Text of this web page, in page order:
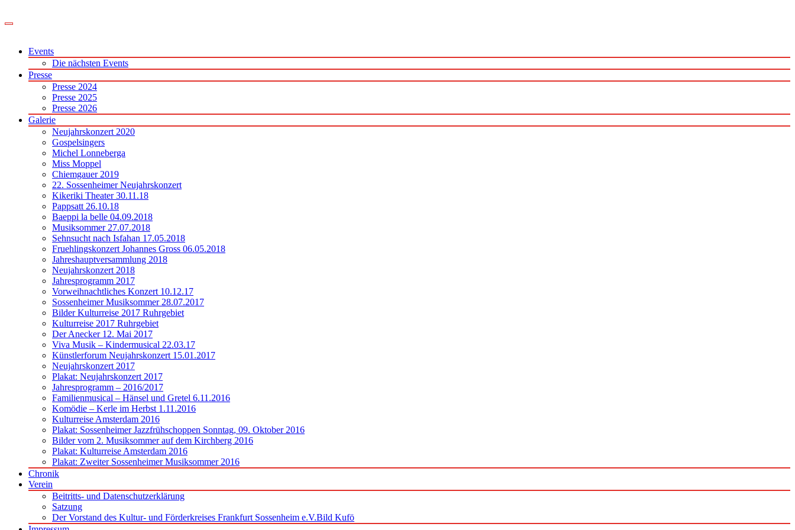
Events
Die nächsten Events
Presse
Presse 2024
Presse 2025
Presse 2026
Galerie
Neujahrskonzert 2020
Gospelsingers
Michel Lonneberga
Miss Moppel
Chiemgauer 2019
22. Sossenheimer Neujahrskonzert
Kikeriki Theater 30.11.18
Pappsatt 26.10.18
Baeppi la belle 04.09.2018
Musiksommer 27.07.2018
Sehnsucht nach Isfahan 17.05.2018
Fruehlingskonzert Johannes Gross 06.05.2018
Jahreshauptversammlung 2018
Neujahrskonzert 2018
Jahresprogramm 2017
Vorweihnachtliches Konzert 10.12.17
Sossenheimer Musiksommer 28.07.2017
Bilder Kulturreise 2017 Ruhrgebiet
Kulturreise 2017 Ruhrgebiet
Der Anecker 12. Mai 2017
Viva Musik – Kindermusical 22.03.17
Künstlerforum Neujahrskonzert 15.01.2017
Neujahrskonzert 2017
Plakat: Neujahrskonzert 2017
Jahresprogramm – 2016/2017
Familienmusical – Hänsel und Gretel 6.11.2016
Komödie – Kerle im Herbst 1.11.2016
Kulturreise Amsterdam 2016
Plakat: Sossenheimer Jazzfrühschoppen Sonntag, 09. Oktober 2016
Bilder vom 2. Musiksommer auf dem Kirchberg 2016
Plakat: Kulturreise Amsterdam 2016
Plakat: Zweiter Sossenheimer Musiksommer 2016
Chronik
Verein
Beitritts- und Datenschutzerklärung
Satzung
Der Vorstand des Kultur- und Förderkreises Frankfurt Sossenheim e.V.Bild Kufö